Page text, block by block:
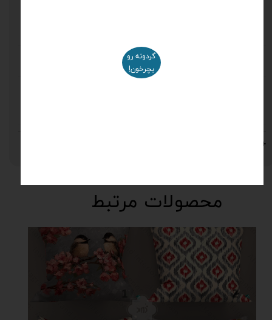
محصولات مرتبط
گردونه رو
بچرخون!